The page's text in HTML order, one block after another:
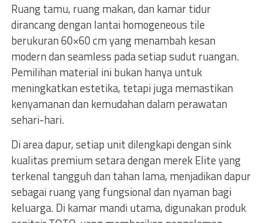
Ruang tamu, ruang makan, dan kamar tidur
dirancang dengan lantai homogeneous tile
berukuran 60×60 cm yang menambah kesan
modern dan seamless pada setiap sudut ruangan.
Pemilihan material ini bukan hanya untuk
meningkatkan estetika, tetapi juga memastikan
kenyamanan dan kemudahan dalam perawatan
sehari-hari.
Di area dapur, setiap unit dilengkapi dengan sink
kualitas premium setara dengan merek Elite yang
terkenal tangguh dan tahan lama, menjadikan dapur
sebagai ruang yang fungsional dan nyaman bagi
keluarga. Di kamar mandi utama, digunakan produk